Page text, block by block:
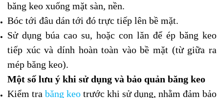
băng keo xuống mặt sàn, nền.
Bóc tới đâu dán tới đó trực tiếp lên bề mặt.
Sử dụng búa cao su, hoặc con lăn để ép băng keo
tiếp xúc và dính hoàn toàn vào bề mặt (từ giữa ra
mép băng keo).
Một số lưu ý khi sử dụng và bảo quản băng keo
Kiểm tra băng keo trước khi sử dụng, nhằm đảm bảo